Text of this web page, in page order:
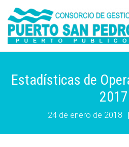
Estadísticas de
2017
24 de enero de 2018 |